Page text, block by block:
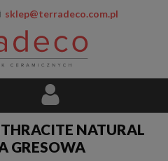
sklep@terradeco.com.pl
NATURAL
GRESOWA